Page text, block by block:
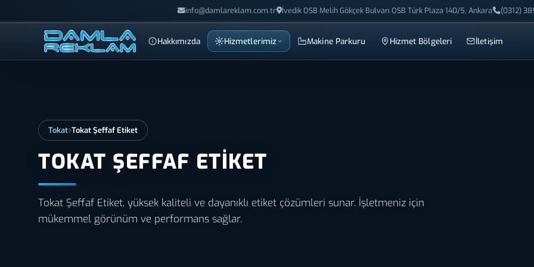
info@damlareklam.com.tr İvedik OSB Melih Gökçek Bulvarı OSB Türk Plaza 140/5, Ankara (0312)
Hakkımızda Hizmetlerimiz Makine Parkuru Hizmet Bölgeleri İletişim
Tokat Tokat Şeffaf Etiket
TOKAT ŞEFFAF ETIKET
Tokat Şeffaf Etiket, yüksek kaliteli ve dayanıklı etiket çözümleri sunar. İşletmeniz için
mükemmel görünüm ve performans sağlar.